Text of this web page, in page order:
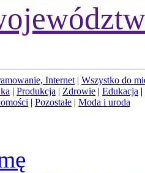
Internet | Wszystko do
| Produkcja | Zdrowie | Edukacja |
| Pozostałe | Moda i uroda